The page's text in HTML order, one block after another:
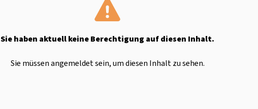
Sie haben aktuell keine Berechtigung auf diesen Inhalt.
Sie müssen angemeldet sein, um diesen Inhalt zu sehen.